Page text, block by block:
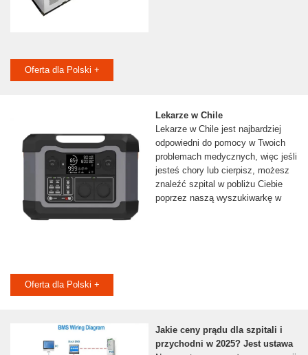
Oferta dla Polski +
Lekarze w Chile
Lekarze w Chile jest najbardziej
odpowiedni do pomocy w Twoich
problemach medycznych, więc jeśli
jesteś chory lub cierpisz, możesz
znaleźć szpital w pobliżu Ciebie
poprzez naszą wyszukiwarkę w
Oferta dla Polski +
Jakie ceny prądu dla szpitali i
przychodni w 2025? Jest ustawa